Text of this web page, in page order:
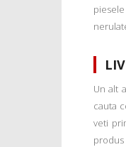
Un alt
cauta
veti